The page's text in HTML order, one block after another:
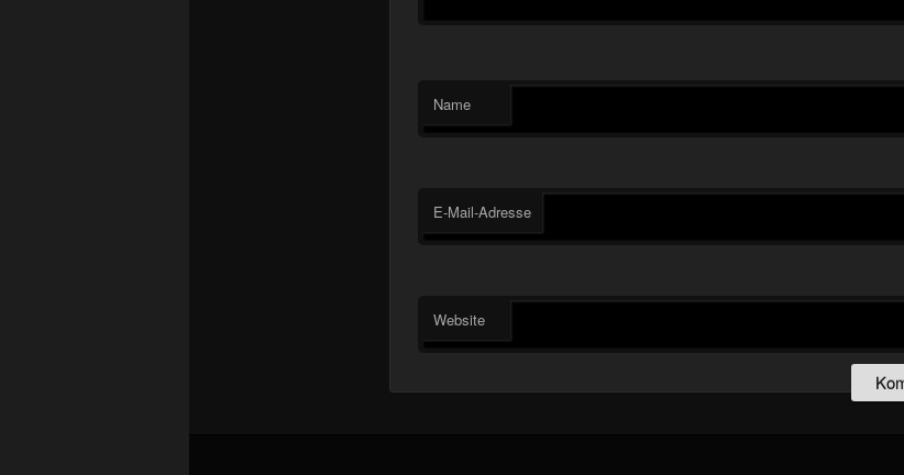
Name
E-Mail-Adresse
Website